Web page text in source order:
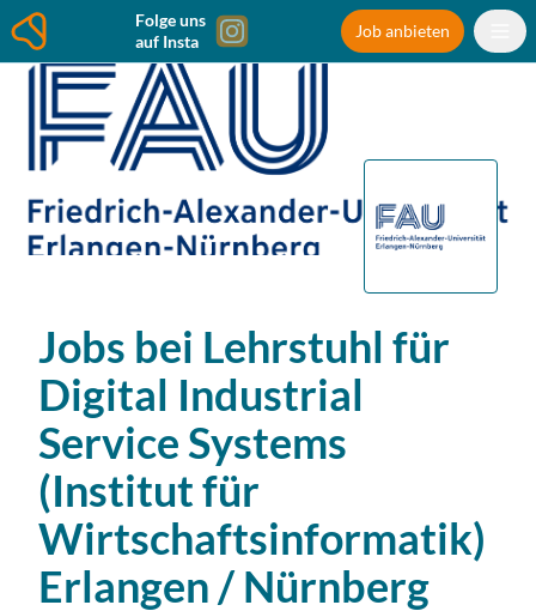
Folge uns
auf Insta
Job anbieten
Jobs bei Lehrstuhl für
Digital Industrial
Service Systems
(Institut für
Wirtschaftsinformatik)
Erlangen / Nürnberg